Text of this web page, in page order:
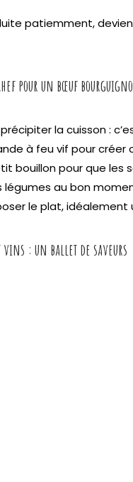
patiemment,
pour un bœuf
la cuisson :
à feu vif pour
bouillon pour que les
légumes au bon
le plat,
vins : un ballet de saveurs